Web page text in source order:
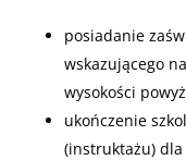
posiadanie
wskazującego
wysokości
ukończenie
(instruktażu)